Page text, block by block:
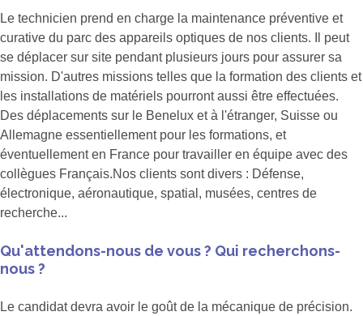
Le technicien prend en charge la maintenance préventive et
curative du parc des appareils optiques de nos clients. Il peut
se déplacer sur site pendant plusieurs jours pour assurer sa
mission. D'autres missions telles que la formation des clients et
les installations de matériels pourront aussi être effectuées.
Des déplacements sur le Benelux et à l'étranger, Suisse ou
Allemagne essentiellement pour les formations, et
éventuellement en France pour travailler en équipe avec des
collègues Français.Nos clients sont divers : Défense,
électronique, aéronautique, spatial, musées, centres de
recherche...
Qu'attendons-nous de vous ? Qui recherchons-
nous ?
Le candidat devra avoir le goût de la mécanique de précision.